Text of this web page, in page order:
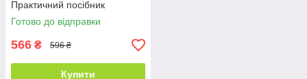
Практичний посібник
Готово до відправки
566 ₴ 596 ₴
Купити